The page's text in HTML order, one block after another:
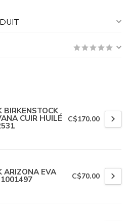
BIRKENSTOCK
CUIR HUILÉ C$170.00
ARIZONA EVA C$70.00